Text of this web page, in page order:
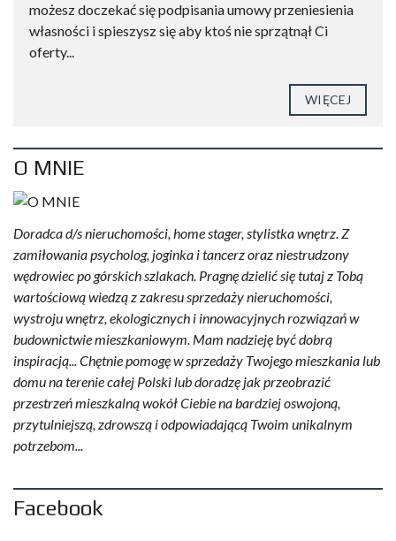
możesz doczekać się podpisania umowy przeniesienia
własności i spieszysz się aby ktoś nie sprzątnął Ci
oferty...
WIĘCEJ
O MNIE
Doradca d/s nieruchomości, home stager, stylistka wnętrz. Z
zamiłowania psycholog, joginka i tancerz oraz niestrudzony
wędrowiec po górskich szlakach. Pragnę dzielić się tutaj z Tobą
wartościową wiedzą z zakresu sprzedaży nieruchomości,
wystroju wnętrz, ekologicznych i innowacyjnych rozwiązań w
budownictwie mieszkaniowym. Mam nadzieję być dobrą
inspiracją... Chętnie pomogę w sprzedaży Twojego mieszkania lub
domu na terenie całej Polski lub doradzę jak przeobrazić
przestrzeń mieszkalną wokół Ciebie na bardziej oswojoną,
przytulniejszą, zdrowszą i odpowiadającą Twoim unikalnym
potrzebom...
Facebook